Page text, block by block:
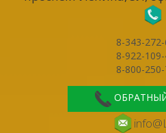
8-343-
8-922-
8-800-